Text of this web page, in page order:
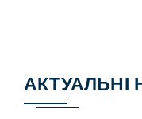
АКТУАЛЬНІ